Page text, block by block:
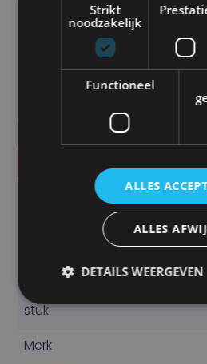
770,00
Alle vermelde prijzen zijn
vermeld.
SPECIFICATIES
Product code
CM-CD-2004S
Eenheid
stuk
Merk
Strikt
noodzakelijk
Functioneel
ALLES
ALLES
DETAILS WEERGEVEN